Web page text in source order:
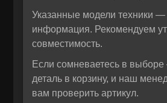
Отправить
Отправить
Даю своё согласие на обработку
стандартами, что
долговечную и стабильную
условиях интенсивной
Производитель KMP BRAND
Указанные модели техники —
информация. Рекомендуем
совместимость.
Если сомневаетесь в
деталь в корзину, и наш
вам проверить артикул.